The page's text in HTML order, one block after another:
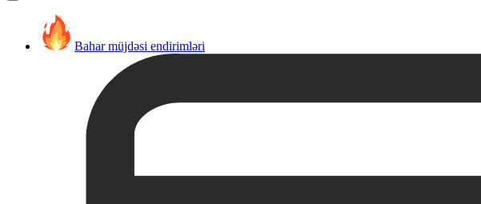
Bahar müjdəsi endirimləri